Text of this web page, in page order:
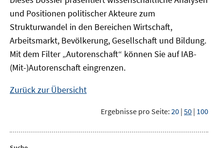
und Positionen politischer Akteure zum
Strukturwandel in den Bereichen Wirtschaft,
Arbeitsmarkt, Bevölkerung, Gesellschaft und Bildung.
Mit dem Filter „Autorenschaft“ können Sie auf IAB-
(Mit-)Autorenschaft eingrenzen.
Zurück zur Übersicht
Ergebnisse pro Seite: 20 | 50 | 100